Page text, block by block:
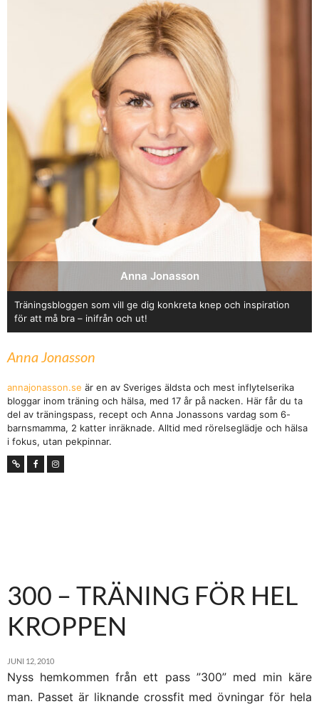
Anna Jonasson
Träningsbloggen som vill ge dig konkreta knep och inspiration
för att må bra – inifrån och ut!
Anna Jonasson
annajonasson.se är en av Sveriges äldsta och mest inflytelserika
bloggar inom träning och hälsa, med 17 år på nacken. Här får du ta
del av träningspass, recept och Anna Jonassons vardag som 6-
barnsmamma, 2 katter inräknade. Alltid med rörelseglädje och hälsa
i fokus, utan pekpinnar.
300 – TRÄNING FÖR HEL
KROPPEN
JUNI 12, 2010
Nyss hemkommen från ett pass ”300” med min käre
man. Passet är liknande crossfit med övningar för hela